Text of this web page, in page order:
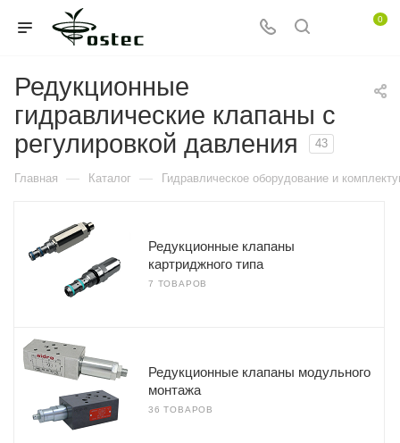
0
Редукционные
гидравлические клапаны с
регулировкой давления
43
Главная — Каталог — Гидравлическое оборудование и
Редукционные клапаны
картриджного типа
7 ТОВАРОВ
Редукционные клапаны модульного
монтажа
36 ТОВАРОВ